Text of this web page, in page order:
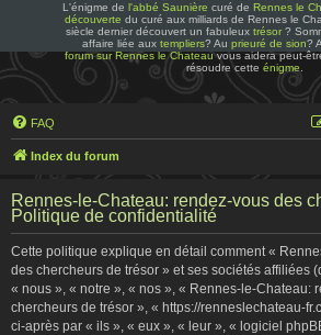
L'énigme de l'abbé Saunière curé de Rennes le
découverte du curé aux milliards de Rennes le
siècle dernier découvert un fabuleux trésor?
affaire liée aux templiers? Au prieuré de sion?
forum sur Rennes le Chateauvous aidera peut-
résoudre cetteénigme
FAQ
Index du forum
Rennes-le-Chateau: rendez-vous des
Politique de confidentialité
Cette politique explique en détail comment «
des chercheurs de trésor » et ses sociétés affiliées
« nous », « notre », « nos », « Rennes-le-Chateau:
chercheurs de trésor », « https://renneslechateau-
ci-après par « ils », « eux », « leur », « logiciel